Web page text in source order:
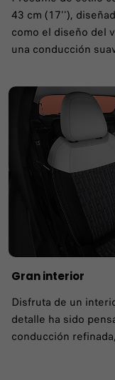
43 cm (17''),
como el diseño del
una conducción
Gran interior
Disfruta de un
detalle ha sido
conducción